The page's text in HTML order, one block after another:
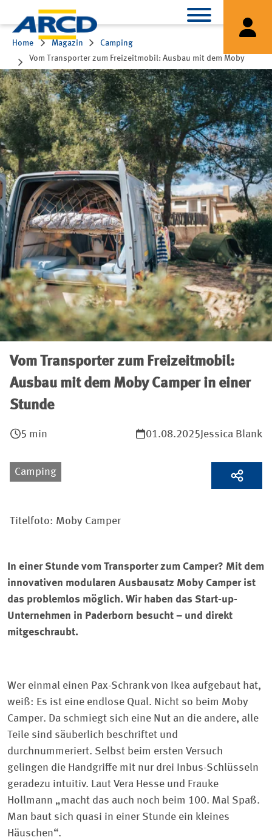
Home Magazin
Camping
Vom Transporter zum Freizeitmobil: Ausbau mit dem Moby
Camper in einer Stunde
Vom Transporter zum Freizeitmobil:
Ausbau mit dem Moby Camper in einer
Stunde
5 min 01.08.2025 Jessica Blank
Camping
Titelfoto: Moby Camper
In einer Stunde vom Transporter zum Camper? Mit dem
innovativen modularen Ausbausatz Moby Camper ist
das problemlos möglich. Wir haben das Start-up-
Unternehmen in Paderborn besucht – und direkt
mitgeschraubt.
Wer einmal einen Pax-Schrank von Ikea aufgebaut hat,
weiß: Es ist eine endlose Qual. Nicht so beim Moby
Camper. Da schmiegt sich eine Nut an die andere, alle
Teile sind säuberlich beschriftet und
durchnummeriert. Selbst beim ersten Versuch
gelingen die Handgriffe mit nur drei Inbus-Schlüsseln
geradezu intuitiv. Laut Vera Hesse und Frauke
Hollmann „macht das auch noch beim 100. Mal Spaß.
Man baut sich quasi in einer Stunde ein kleines
Häuschen“.